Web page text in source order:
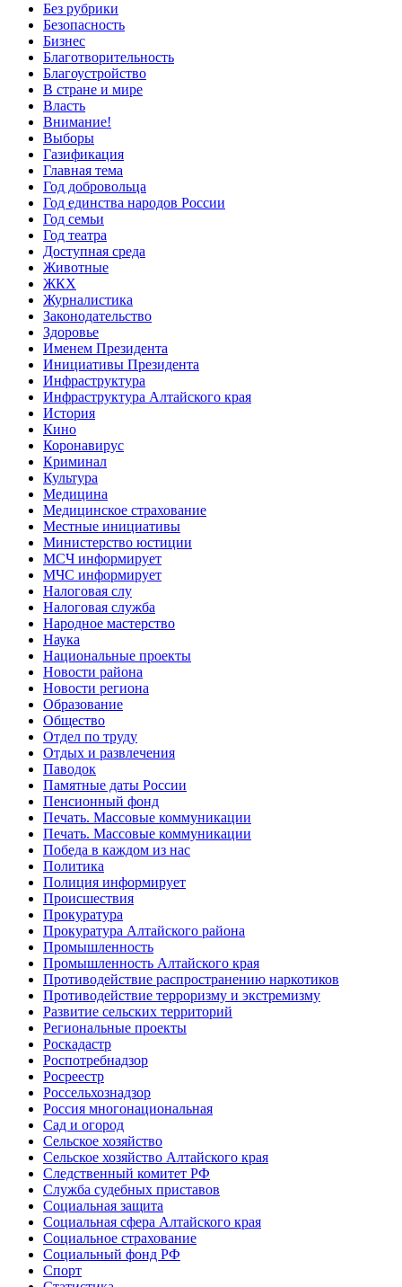
Без рубрики
Безопасность
Бизнес
Благотворительность
Благоустройство
В стране и мире
Власть
Внимание!
Выборы
Газификация
Главная тема
Год добровольца
Год единства народов России
Год семьи
Год театра
Доступная среда
Животные
ЖКХ
Журналистика
Законодательство
Здоровье
Именем Президента
Инициативы Президента
Инфраструктура
Инфраструктура Алтайского края
История
Кино
Коронавирус
Криминал
Культура
Медицина
Медицинское страхование
Местные инициативы
Министерство юстиции
МСЧ информирует
МЧС информирует
Налоговая слу
Налоговая служба
Народное мастерство
Наука
Национальные проекты
Новости района
Новости региона
Образование
Общество
Отдел по труду
Отдых и развлечения
Паводок
Памятные даты России
Пенсионный фонд
Печать. Массовые коммуникации
Печать. Массовые коммуникации
Победа в каждом из нас
Политика
Полиция информирует
Происшествия
Прокуратура
Прокуратура Алтайского района
Промышленность
Промышленность Алтайского края
Противодействие распространению наркотиков
Противодействие терроризму и экстремизму
Развитие сельских территорий
Региональные проекты
Роскадастр
Роспотребнадзор
Росреестр
Россельхознадзор
Россия многонациональная
Сад и огород
Сельское хозяйство
Сельское хозяйство Алтайского края
Следственный комитет РФ
Служба судебных приставов
Социальная защита
Социальная сфера Алтайского края
Социальное страхование
Социальный фонд РФ
Спорт